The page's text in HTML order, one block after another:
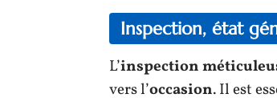
Inspection, état
L’inspection
vers l’occasion. Il est